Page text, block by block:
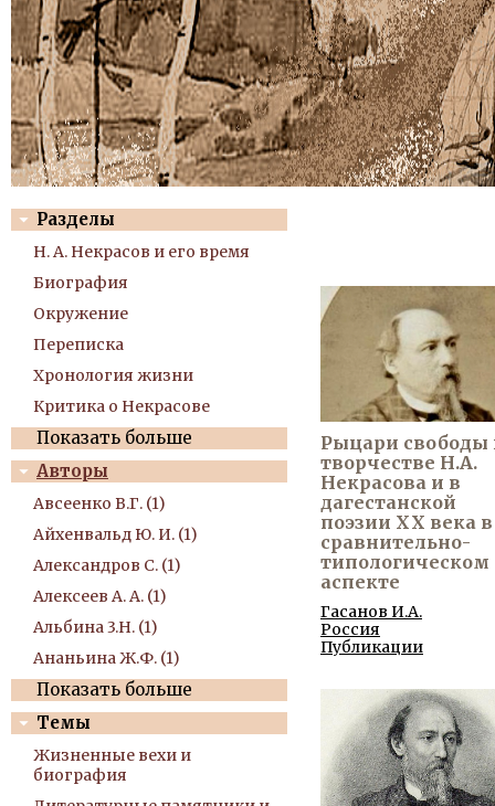
Разделы
Н. А. Некрасов и его время
Биография
Окружение
Переписка
Хронология жизни
Критика о Некрасове
Показать больше
Авторы
Авсеенко В.Г. (1)
Айхенвальд Ю. И. (1)
Александров С. (1)
Алексеев А. А. (1)
Альбина 3.Н. (1)
Ананьина Ж.Ф. (1)
Показать больше
Темы
Жизненные вехи и
биография
Рыцари свободы
творчестве Н.А.
Некрасова и в
дагестанской
поэзии XX века в
сравнительно-
типологическом
аспекте
Гасанов И.А.
Россия
Публикации